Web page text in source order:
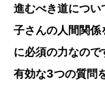
進むべき道につ
子さんの人間関
に必須の力なの
有効な3つの質問